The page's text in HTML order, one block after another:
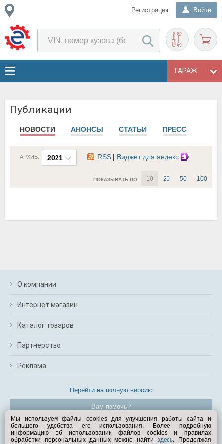
Регистрация Войти
ГАРАЖ
Публикации
НОВОСТИ АНОНСЫ СТАТЬИ ПРЕСС-РЕЛИЗЫ
2021
АРХИВ: RSS | Виджет для яндекс
ПОКАЗЫВАТЬ ПО: 10 20 50 100
О компании
Интернет магазин
Каталог товаров
Партнерство
Реклама
Перейти на полную версию
Вам помочь?
© Exist.ru 1998—2026
Мы используем файлы cookies для улучшения работы сайта и
большего удобства его использования. Более подробную
информацию об использовании файлов cookies и правилах
обработки персональных данных можно найтиздесь. Продолжая